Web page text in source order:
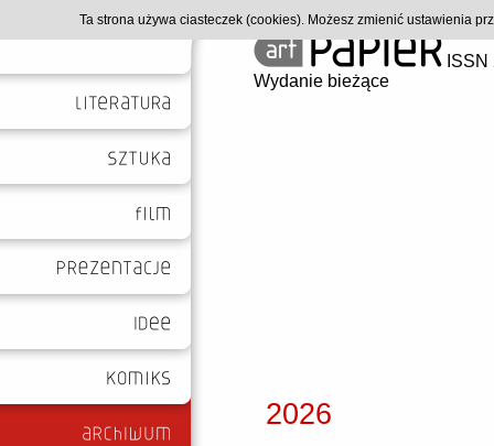
Wydanie bieżące
2026
Ta strona używa ciasteczek (cookies). Możesz zmienić ustawienia